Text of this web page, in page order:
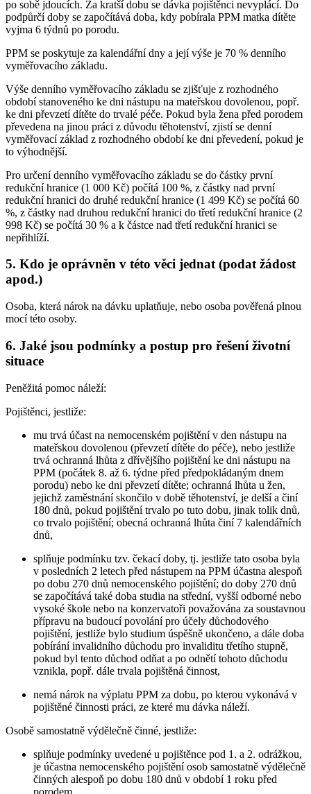
po sobě jdoucích. Za kratší dobu se dávka pojištěnci nevyplácí. Do
podpůrčí doby se započítává doba, kdy pobírala PPM matka dítěte
vyjma 6 týdnů po porodu.
PPM se poskytuje za kalendářní dny a její výše je 70 % denního
vyměřovacího základu.
Výše denního vyměřovacího základu se zjišťuje z rozhodného
období stanoveného ke dni nástupu na mateřskou dovolenou, popř.
ke dni převzetí dítěte do trvalé péče. Pokud byla žena před porodem
převedena na jinou práci z důvodu těhotenství, zjistí se denní
vyměřovací základ z rozhodného období ke dni převedení, pokud je
to výhodnější.
Pro určení denního vyměřovacího základu se do částky první
redukční hranice (1 000 Kč) počítá 100 %, z částky nad první
redukční hranici do druhé redukční hranice (1 499 Kč) se počítá 60
%, z částky nad druhou redukční hranici do třetí redukční hranice (2
998 Kč) se počítá 30 % a k částce nad třetí redukční hranici se
nepřihlíží.
5. Kdo je oprávněn v této věci jednat (podat žádost
apod.)
Osoba, která nárok na dávku uplatňuje, nebo osoba pověřená plnou
mocí této osoby.
6. Jaké jsou podmínky a postup pro řešení životní
situace
Peněžitá pomoc náleží:
Pojištěnci, jestliže:
mu trvá účast na nemocenském pojištění v den nástupu na
mateřskou dovolenou (převzetí dítěte do péče), nebo jestliže
trvá ochranná lhůta z dřívějšího pojištění ke dni nástupu na
PPM (počátek 8. až 6. týdne před předpokládaným dnem
porodu) nebo ke dni převzetí dítěte; ochranná lhůta u žen,
jejichž zaměstnání skončilo v době těhotenství, je delší a činí
180 dnů, pokud pojištění trvalo po tuto dobu, jinak tolik dnů,
co trvalo pojištění; obecná ochranná lhůta činí 7 kalendářních
dnů,
splňuje podmínku tzv. čekací doby, tj. jestliže tato osoba byla
v posledních 2 letech před nástupem na PPM účastna alespoň
po dobu 270 dnů nemocenského pojištění; do doby 270 dnů
se započítává také doba studia na střední, vyšší odborné nebo
vysoké škole nebo na konzervatoři považována za soustavnou
přípravu na budoucí povolání pro účely důchodového
pojištění, jestliže bylo studium úspěšně ukončeno, a dále doba
pobírání invalidního důchodu pro invaliditu třetího stupně,
pokud byl tento důchod odňat a po odnětí tohoto důchodu
vznikla, popř. dále trvala pojištěná činnost,
nemá nárok na výplatu PPM za dobu, po kterou vykonává v
pojištěné činnosti práci, ze které mu dávka náleží.
Osobě samostatně výdělečně činné, jestliže:
splňuje podmínky uvedené u pojištěnce pod 1. a 2. odrážkou,
je účastna nemocenského pojištění osob samostatně výdělečně
činných alespoň po dobu 180 dnů v období 1 roku před
porodem,